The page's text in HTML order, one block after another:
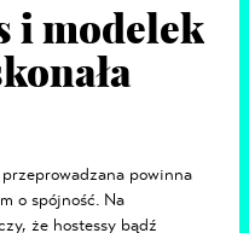
i modelek
powinna
o spójność. Na
że hostessy bądź